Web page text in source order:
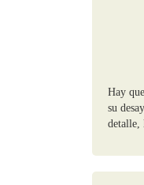
Hay
su
detalle,